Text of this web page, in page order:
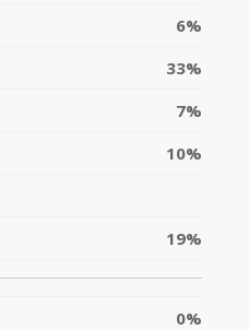
6%
33%
7%
10%
19%
0%